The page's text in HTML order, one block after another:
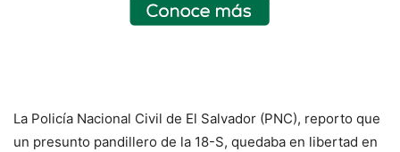
La Policía Nacional Civil de El Salvador (PNC), reporto que
un presunto pandillero de la 18-S, quedaba en libertad en